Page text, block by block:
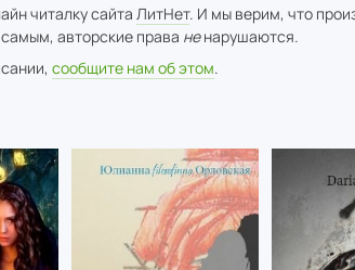
читалку сайта ЛитНет. И мы верим, что
авторские права ненарушаются.
сообщите нам об этом.